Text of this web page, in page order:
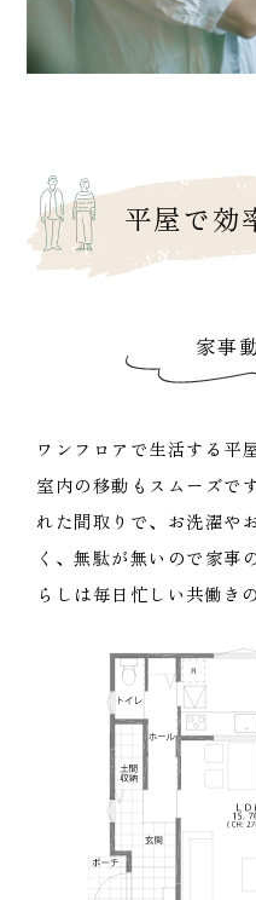
平屋で効
家事
ワンフロアで生活する平
室内の移動もスムーズで
れた間取りで、お洗濯や
く、無駄が無いので家事
らしは毎日忙しい共働き